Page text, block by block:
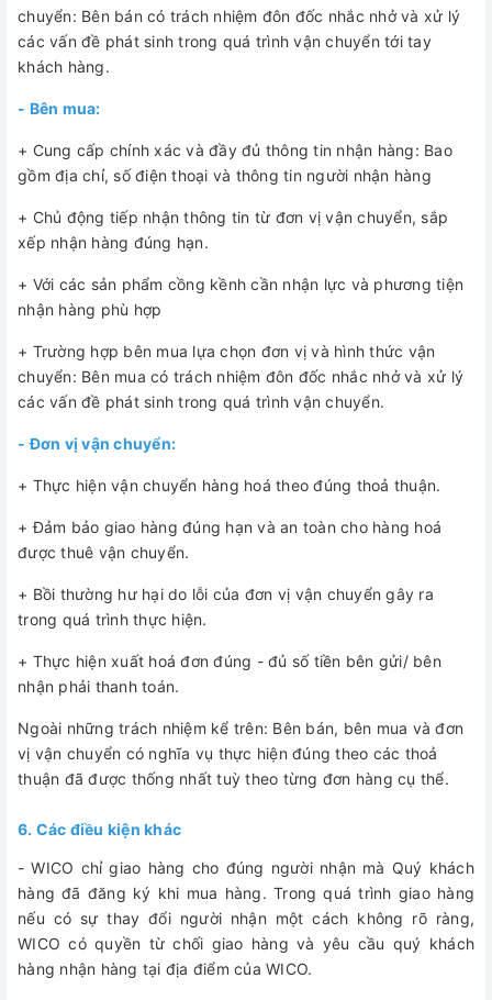
chuyển: Bên bán có trách nhiệm đôn đốc nhắc nhở và xử lý
các vấn đề phát sinh trong quá trình vận chuyển tới tay
khách hàng.
- Bên mua:
+ Cung cấp chính xác và đầy đủ thông tin nhận hàng: Bao
gồm địa chỉ, số điện thoại và thông tin người nhận hàng
+ Chủ động tiếp nhận thông tin từ đơn vị vận chuyển, sắp
xếp nhận hàng đúng hạn.
+ Với các sản phẩm cồng kềnh cần nhận lực và phương tiện
nhận hàng phù hợp
+ Trường hợp bên mua lựa chọn đơn vị và hình thức vận
chuyển: Bên mua có trách nhiệm đôn đốc nhắc nhở và xử lý
các vấn đề phát sinh trong quá trình vận chuyển.
- Đơn vị vận chuyển:
+ Thực hiện vận chuyển hàng hoá theo đúng thoả thuận.
+ Đảm bảo giao hàng đúng hạn và an toàn cho hàng hoá
được thuê vận chuyển.
+ Bồi thường hư hại do lỗi của đơn vị vận chuyển gây ra
trong quá trình thực hiện.
+ Thực hiện xuất hoá đơn đúng - đủ số tiền bên gửi/ bên
nhận phải thanh toán.
Ngoài những trách nhiệm kể trên: Bên bán, bên mua và đơn
vị vận chuyển có nghĩa vụ thực hiện đúng theo các thoả
thuận đã được thống nhất tuỳ theo từng đơn hàng cụ thể.
6. Các điều kiện khác
- WICO chỉ giao hàng cho đúng người nhận mà Quý khách
hàng đã đăng ký khi mua hàng. Trong quá trình giao hàng
nếu có sự thay đổi người nhận một cách không rõ ràng,
WICO có quyền từ chối giao hàng và yêu cầu quý khách
hàng nhận hàng tại địa điểm của WICO.